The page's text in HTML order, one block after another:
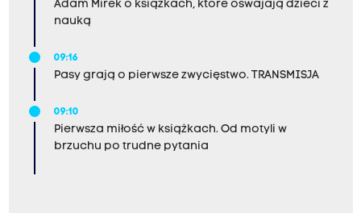
Adam Mirek o książkach, które oswajają dzieci z
nauką
09:16
Pasy grają o pierwsze zwycięstwo. TRANSMISJA
09:10
Pierwsza miłość w książkach. Od motyli w
brzuchu po trudne pytania